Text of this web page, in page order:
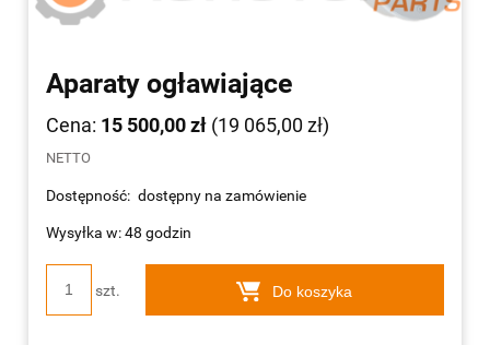
Aparaty ogławiające
Cena: 15 500,00 zł (19 065,00 zł)
NETTO
Dostępność: dostępny na zamówienie
Wysyłka w: 48 godzin
szt. Do koszyka